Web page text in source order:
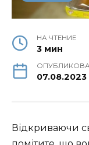
НА ЧТЕНИЕ
3 мин
07.08.2023
Відкриваючи